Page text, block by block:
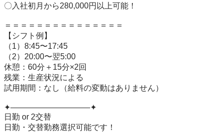
〇入社初月から280,000円以上可能！
＝＝＝＝＝＝＝＝＝＝＝＝＝＝＝
【シフト例】
（1）8:45〜17:45
（2）20:00〜翌5:00
休憩：60分＋15分×2回
残業：生産状況による
試用期間：なし（給料の変動はありません）
✦——————————✦
日勤 or 2交替
日勤・交替勤務選択可能です！